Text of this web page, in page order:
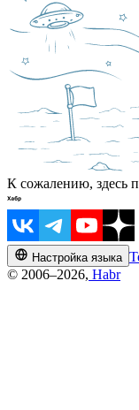
К сожалению, здесь
Настройка языка
© 2006–2026, Habr